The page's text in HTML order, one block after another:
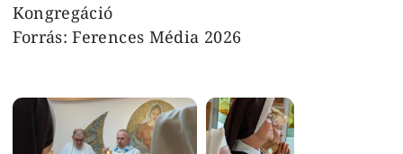
Kongregáció
Forrás:Ferences Média 2026
Image Image